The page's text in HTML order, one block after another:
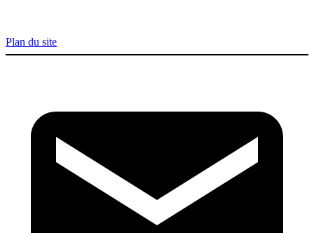
Plan du site